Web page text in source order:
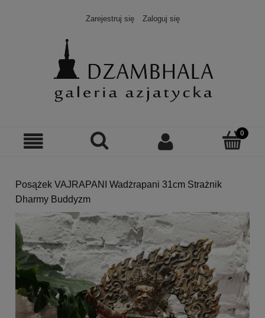
Zarejestruj się Zaloguj się
Posążek VAJRAPANI Wadżrapani 31cm Strażnik
Dharmy Buddyzm